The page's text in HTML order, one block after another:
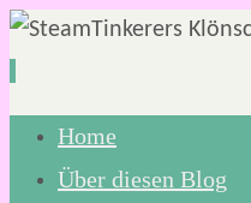
Zum
Inhalt
Home
Über diesen Blog